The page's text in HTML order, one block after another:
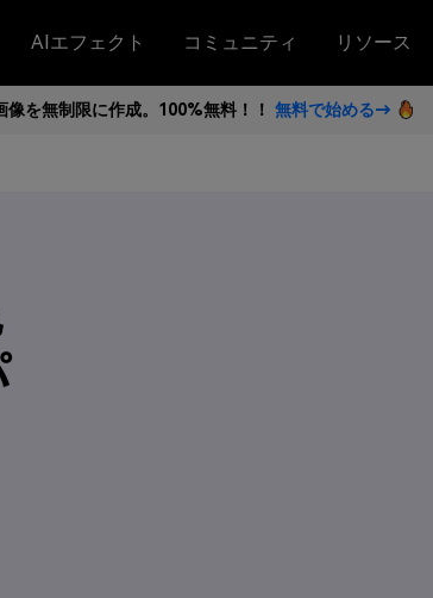
AIエフェクト コミュニティ リソース
像を無制限に作成。100%無料！！ 無料で始める→